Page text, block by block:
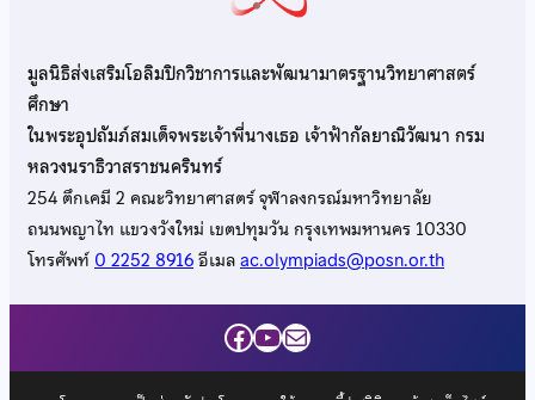
มูลนิธิส่งเสริมโอลิมปิกวิชาการและพัฒนามาตรฐานวิทยาศาสตร์
ศึกษา
ในพระอุปถัมภ์สมเด็จพระเจ้าพี่นางเธอ เจ้าฟ้ากัลยาณิวัฒนา กรม
หลวงนราธิวาสราชนครินทร์
254 ตึกเคมี 2 คณะวิทยาศาสตร์ จุฬาลงกรณ์มหาวิทยาลัย
ถนนพญาไท แขวงวังใหม่ เขตปทุมวัน กรุงเทพมหานคร 10330
โทรศัพท์0 2252 8916อีเมลac.olympiads@posn.or.th
Facebook
YouTube
Mail